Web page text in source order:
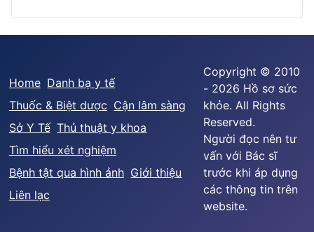
Home Danh bạ y tế
Thuốc & Biệt dược Cận lâm sàng
Sở Y Tế Thủ thuật y khoa
Tìm hiểu xét nghiệm
Bệnh tật qua hình ảnh Giới thiệu
Liên lạc
Copyright © 2010
- 2026 Hồ sơ sức
khỏe. All Rights
Reserved.
Người đọc nên tư
vấn với Bác sĩ
trước khi áp dụng
các thông tin trên
website.